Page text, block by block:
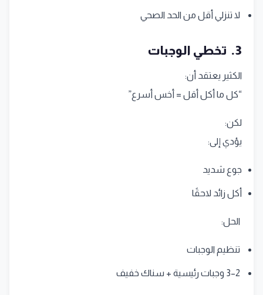
لا تنزلي أقل من الحد الصحي
3. تخطي الوجبات
الكثير يعتقد أن:
“كل ما أكل أقل = أخس أسرع”
لكن:
يؤدي إلى:
جوع شديد
أكل زائد لاحقًا
الحل:
تنظيم الوجبات